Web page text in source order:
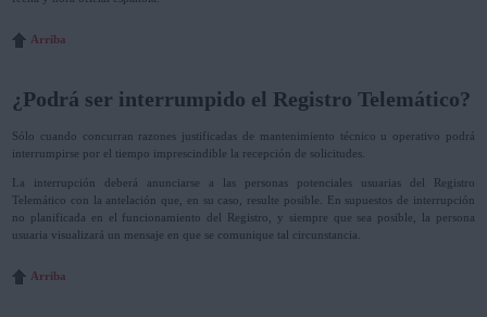
Arriba
¿Podrá ser interrumpido el Registro Telemático?
Sólo cuando concurran razones justificadas de mantenimiento técnico u operativo podrá
interrumpirse por el tiempo imprescindible la recepción de solicitudes.
La interrupción deberá anunciarse a las personas potenciales usuarias del Registro
Telemático con la antelación que, en su caso, resulte posible. En supuestos de interrupción
no planificada en el funcionamiento del Registro, y siempre que sea posible, la persona
usuaria visualizará un mensaje en que se comunique tal circunstancia.
Arriba